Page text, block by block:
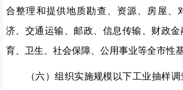
合整理和提供地质勘查、资源、房屋、
济、交通运输、邮政、信息传输、财政
育、卫生、社会保障、公用事业等全市性
（六）组织实施规模以下工业抽样